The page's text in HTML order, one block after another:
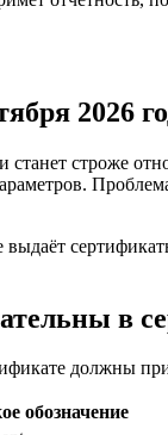
2026
строже
в
должны
обозначение